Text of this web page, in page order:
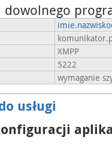
XMPP
5222
wymaganie
usługi